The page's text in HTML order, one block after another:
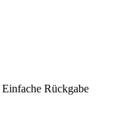
Einfache Rückgabe